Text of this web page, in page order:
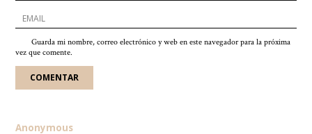
Guarda mi nombre, correo electrónico y web en este navegador para la próxima
vez que comente.
Anonymous